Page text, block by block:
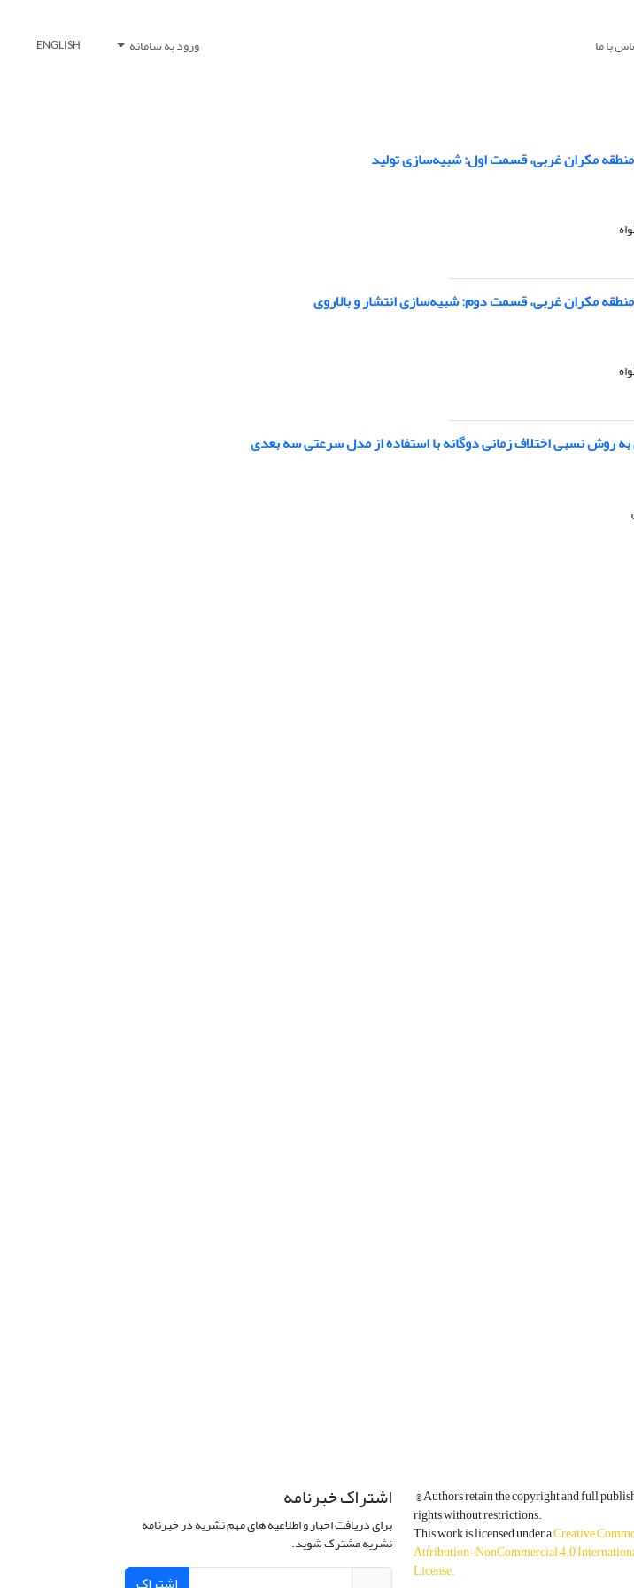
با ما ورود به سامانه ENGLISH
منطقه مکران غربی، قسمت اول: شبیه‌سازی تولید
مکران غربی، قسمت دوم: شبیه‌سازی انتشار و بالاروی
روش نسبی اختلاف زمانی دوگانه با استفاده از مدل سرعتی سه بعدی
© Authors retain the copyright and full
rights without restrictions.
This work is licensed under aCreative
Attribution-NonCommercial 4.0
License.
اشتراک خبرنامه
برای دریافت اخبار و اطلاعیه های مهم نشریه در خبرنامه
نشریه مشترک شوید.